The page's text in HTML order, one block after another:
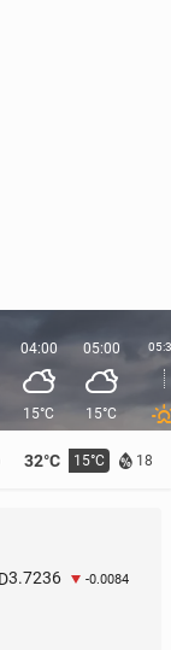
32°C 15°C 18
04:00
15°C
05:00
15°C
3.7236 -0.0084